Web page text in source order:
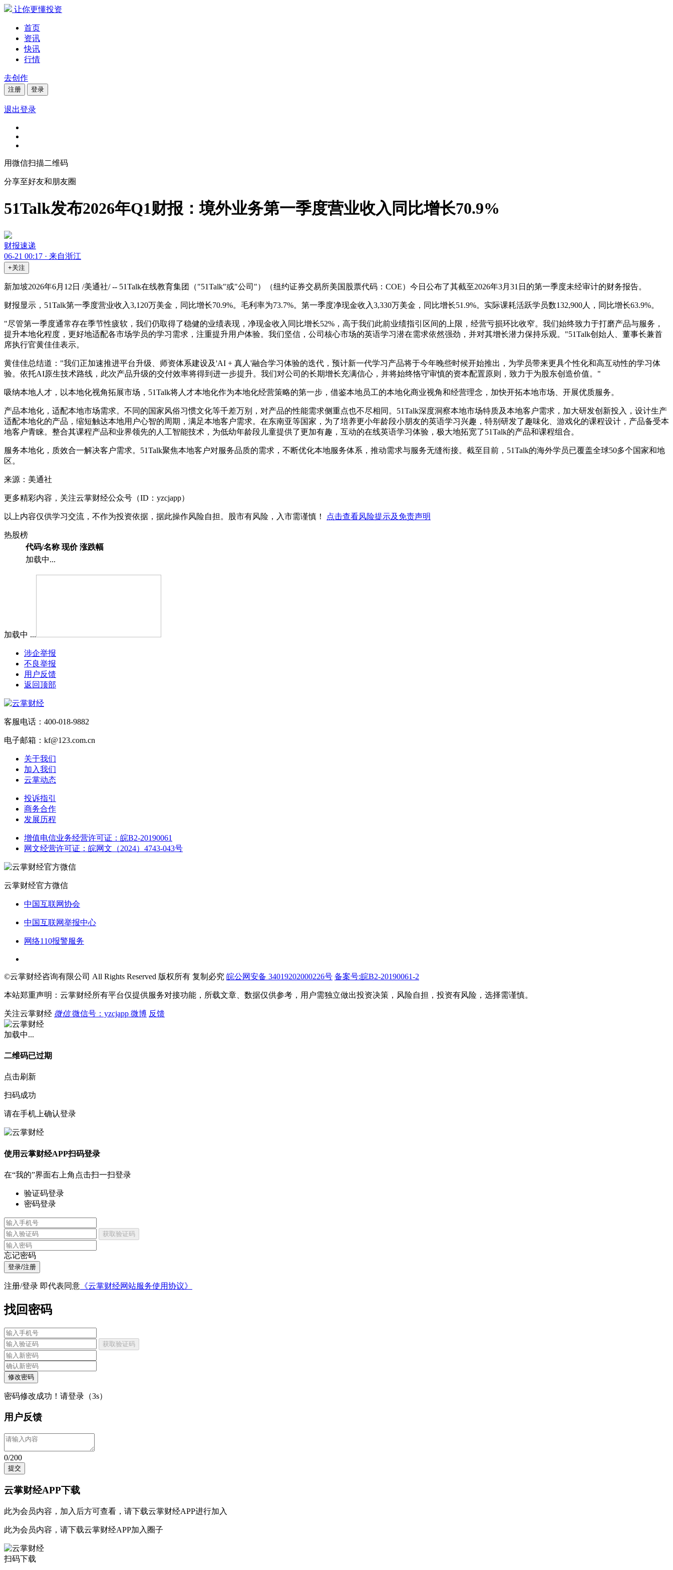
让你更懂投资
首页
资讯
快讯
行情
去创作
注册 登录
退出登录
用微信扫描二维码
分享至好友和朋友圈
51Talk发布2026年Q1财报：境外业务第一季度营业收入同比增长70.9%
财报速递
06-21 00:17 · 来自浙江
+关注
新加坡2026年6月12日 /美通社/ -- 51Talk在线教育集团（"51Talk"或"公司"）（纽约证券交易所美国股票代码：COE）今日公布了其截至2026年3月31日的第一季度未经审计的财务报告。
财报显示，51Talk第一季度营业收入3,120万美金，同比增长70.9%。毛利率为73.7%。第一季度净现金收入3,330万美金，同比增长51.9%。实际课耗活跃学员数132,900人，同比增长63.9%。
"尽管第一季度通常存在季节性疲软，我们仍取得了稳健的业绩表现，净现金收入同比增长52%，高于我们此前业绩指引区间的上限，经营亏损环比收窄。我们始终致力于打磨产品与服务，
提升本地化程度，更好地适配各市场学员的学习需求，注重提升用户体验。我们坚信，公司核心市场的英语学习潜在需求依然强劲，并对其增长潜力保持乐观。"51Talk创始人、董事长兼首
席执行官黄佳佳表示。
黄佳佳总结道："我们正加速推进平台升级、师资体系建设及'AI + 真人'融合学习体验的迭代，预计新一代学习产品将于今年晚些时候开始推出，为学员带来更具个性化和高互动性的学习体
验。依托AI原生技术路线，此次产品升级的交付效率将得到进一步提升。我们对公司的长期增长充满信心，并将始终恪守审慎的资本配置原则，致力于为股东创造价值。"
吸纳本地人才，以本地化视角拓展市场，51Talk将人才本地化作为本地化经营策略的第一步，借鉴本地员工的本地化商业视角和经营理念，加快开拓本地市场、开展优质服务。
产品本地化，适配本地市场需求。不同的国家风俗习惯文化等千差万别，对产品的性能需求侧重点也不尽相同。51Talk深度洞察本地市场特质及本地客户需求，加大研发创新投入，设计生产
适配本地化的产品，缩短触达本地用户心智的周期，满足本地客户需求。在东南亚等国家，为了培养更小年龄段小朋友的英语学习兴趣，特别研发了趣味化、游戏化的课程设计，产品备受本
地客户青睐。整合其课程产品和业界领先的人工智能技术，为低幼年龄段儿童提供了更加有趣，互动的在线英语学习体验，极大地拓宽了51Talk的产品和课程组合。
服务本地化，质效合一解决客户需求。51Talk聚焦本地客户对服务品质的需求，不断优化本地服务体系，推动需求与服务无缝衔接。截至目前，51Talk的海外学员已覆盖全球50多个国家和地
区。
来源：美通社
更多精彩内容，关注云掌财经公众号（ID：yzcjapp）
以上内容仅供学习交流，不作为投资依据，据此操作风险自担。股市有风险，入市需谨慎！ 点击查看风险提示及免责声明
热股榜
代码/名称 现价 涨跌幅
加载中...
加载中 ...
涉企举报
不良举报
用户反馈
返回顶部
客服电话：400-018-9882
电子邮箱：kf@123.com.cn
关于我们
加入我们
云掌动态
投诉指引
商务合作
发展历程
增值电信业务经营许可证：皖B2-20190061
网文经营许可证：皖网文（2024）4743-043号
云掌财经官方微信
中国互联网协会
中国互联网举报中心
网络110报警服务
©云掌财经咨询有限公司 All Rights Reserved 版权所有 复制必究 皖公网安备 34019202000226号 备案号:皖B2-20190061-2
本站郑重声明：云掌财经所有平台仅提供服务对接功能，所载文章、数据仅供参考，用户需独立做出投资决策，风险自担，投资有风险，选择需谨慎。
关注云掌财经 微信 微信号：yzcjapp 微博 反馈
加载中...
二维码已过期
点击刷新
扫码成功
请在手机上确认登录
使用云掌财经APP扫码登录
在“我的”界面右上角点击扫一扫登录
验证码登录
密码登录
获取验证码
忘记密码
登录/注册
注册/登录 即代表同意 《云掌财经网站服务使用协议》
找回密码
获取验证码
修改密码
密码修改成功！请登录（3s）
用户反馈
0/200
提交
云掌财经APP下载
此为会员内容，加入后方可查看，请下载云掌财经APP进行加入
此为会员内容，请下载云掌财经APP加入圈子
扫码下载